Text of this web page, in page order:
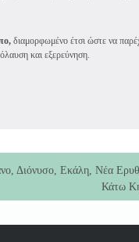
διαμορφωμένο έτσι ώστε να
και εξερεύνηση.
Διόνυσο, Εκάλη, Νέα
Κάτω
Παιδικός